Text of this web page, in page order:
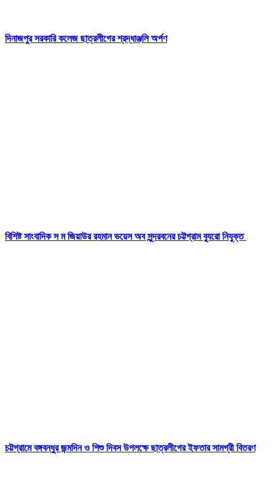
দিনাজপুর সরকারি কলেজ ছাত্রলীগের শ্রদ্ধাঞ্জলি অর্পণ
বিশিষ্ট সাংবাদিক স ম জিয়াউর রহমান ভয়েস অব সুন্দরবনের চট্টগ্রাম ব্যুরো নিযুক্ত
চট্টগ্রামে বঙ্গবন্ধুর জন্মদিন ও শিশু দিবস উপলক্ষে ছাত্রলীগের ইফতার সামগ্রী বিতরণ